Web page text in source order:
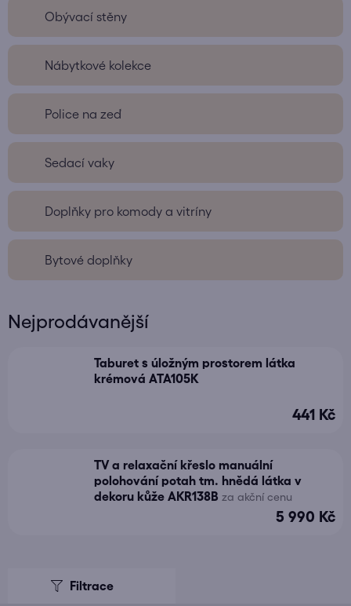
Obývací stěny
Nábytkové kolekce
Police na zeď
Sedací vaky
Doplňky pro komody a vitríny
Bytové doplňky
Nejprodávanější
Taburet s úložným prostorem látka
krémová ATA105K
441 Kč
TV a relaxační křeslo manuální
polohování potah tm. hnědá látka v
dekoru kůže AKR138B za akční cenu
5 990 Kč